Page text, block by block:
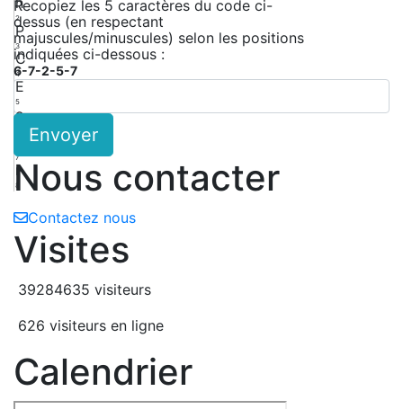
2
P
3
C
4
E
5
e
7
r
8
Recopiez les 5 caractères du code ci-
dessus (en respectant
majuscules/minuscules) selon les positions
indiquées ci-dessous :
6-7-2-5-7
Envoyer
Nous contacter
Contactez nous
Visites
39284635 visiteurs
626 visiteurs en ligne
Calendrier